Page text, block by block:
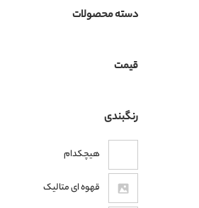
دسته محصولات
قیمت
رنگبندی
هیچکدام
قهوه ای متالیک